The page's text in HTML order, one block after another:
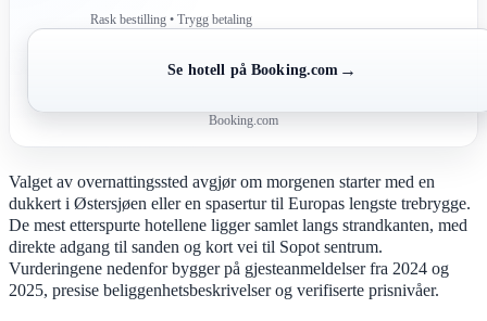
Rask bestilling • Trygg betaling
Se hotell på Booking.com →
Booking.com
Valget av overnattingssted avgjør om morgenen starter med en
dukkert i Østersjøen eller en spasertur til Europas lengste trebrygge.
De mest etterspurte hotellene ligger samlet langs strandkanten, med
direkte adgang til sanden og kort vei til Sopot sentrum.
Vurderingene nedenfor bygger på gjesteanmeldelser fra 2024 og
2025, presise beliggenhetsbeskrivelser og verifiserte prisnivåer.